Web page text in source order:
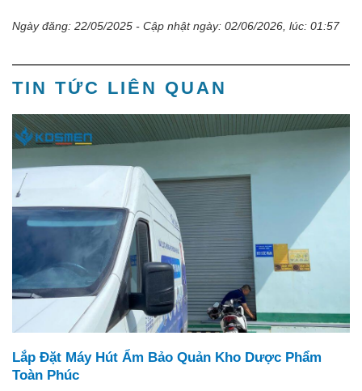
Ngày đăng: 22/05/2025 - Cập nhật ngày: 02/06/2026, lúc: 01:57
TIN TỨC LIÊN QUAN
Lắp Đặt Máy Hút Ẩm Bảo Quản Kho Dược Phẩm
Toàn Phúc